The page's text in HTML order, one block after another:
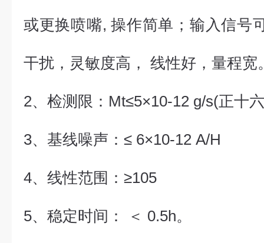
或更换喷嘴, 操作简单；输入信号
干扰，灵敏度高， 线性好，量程宽
2、 检测限：Mt≤5×10-12 g/s(正十
3、 基线噪声：≤ 6×10-12 A/H
4、 线性范围：≥105
5、 稳定时间： ＜ 0.5h。